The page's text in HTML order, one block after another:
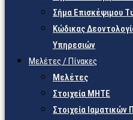
Σήμα Επισκέψιμου
Κώδικας
Υπηρεσιών
Μελέτες / Πίνακες
Μελέτες
Στοιχεία ΜΗΤΕ
Στοιχεία Ιαματικών